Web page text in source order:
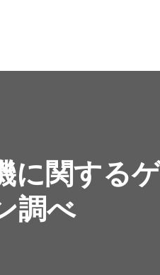
に関する
調べ